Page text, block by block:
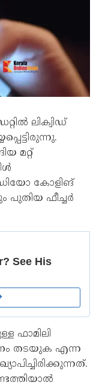
ലിക്വിഡ്
മറ്റ്
കോളിങ്
ഫീച്ചർ
ഫാമിലി
തടയുക എന്ന